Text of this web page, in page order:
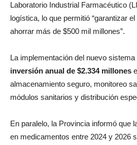
Laboratorio Industrial Farmacéutico
logística, lo que permitió “garantizar
ahorrar más de $500 mil millones”.
La implementación del nuevo
inversión anual de $2.334 millones
almacenamiento seguro, monitoreo
módulos sanitarios y distribución
En paralelo, la Provincia informó que
en medicamentos entre 2024 y 2026